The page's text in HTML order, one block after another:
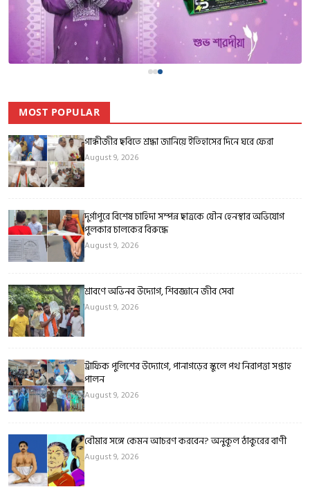
MOST POPULAR
গান্ধীজীর ছবিতে শ্রদ্ধা জানিয়ে ইতিহাসের দিনে ঘরে ফেরা
August 9, 2026
দুর্গাপুরে বিশেষ চাহিদা সম্পন্ন ছাত্রকে যৌন হেনস্থার অভিযোগ
পুলকার চালকের বিরুদ্ধে
August 9, 2026
শ্রাবণে অভিনব উদ্যোগ, শিবজ্ঞানে জীব সেবা
August 9, 2026
ট্রাফিক পুলিশের উদ্যোগে, পানাগড়ের স্কুলে পথ নিরাপত্তা সপ্তাহ
পালন
August 9, 2026
বৌমার সঙ্গে কেমন আচরণ করবেন? অনুকূল ঠাকুরের বাণী
August 9, 2026